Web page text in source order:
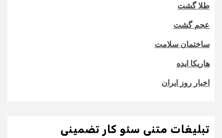
طلا گشت
عجم گشت
ساختمان سلامت
هاریکا ایده
اخبار روز ایران
تبلیغات متنی سئو کار تضمینی